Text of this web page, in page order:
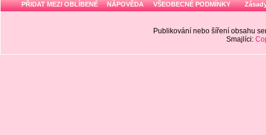
PŘIDAT MEZI OBLÍBENÉ NÁPOVĚDA VŠEOBECNÉ PODMÍNKY
Publikování nebo šíření obsahu
Smajlíci: